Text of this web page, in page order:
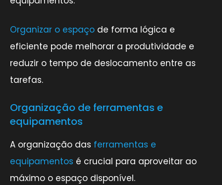
Organizar o espaço de forma lógica e
eficiente pode melhorar a produtividade e
reduzir o tempo de deslocamento entre as
tarefas.
Organização de ferramentas e
equipamentos
A organização das ferramentas e
equipamentos é crucial para aproveitar ao
máximo o espaço disponível.